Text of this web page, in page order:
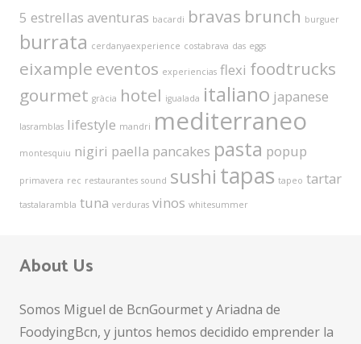
5 estrellas aventuras bacardi bravas brunch burguer
burrata cerdanyaexperience costabrava das eggs
eixample eventos experiencias flexi foodtrucks
gourmet gràcia hotel igualada italiano japanese
lasramblas lifestyle mandri mediterraneo
montesquiu nigiri paella pancakes pasta popup
primavera rec restaurantes sound sushi tapas tapeo tartar
tastalarambla tuna verduras vinos whitesummer
About Us
Somos Miguel de BcnGourmet y Ariadna de
FoodyingBcn, y juntos hemos decidido emprender la